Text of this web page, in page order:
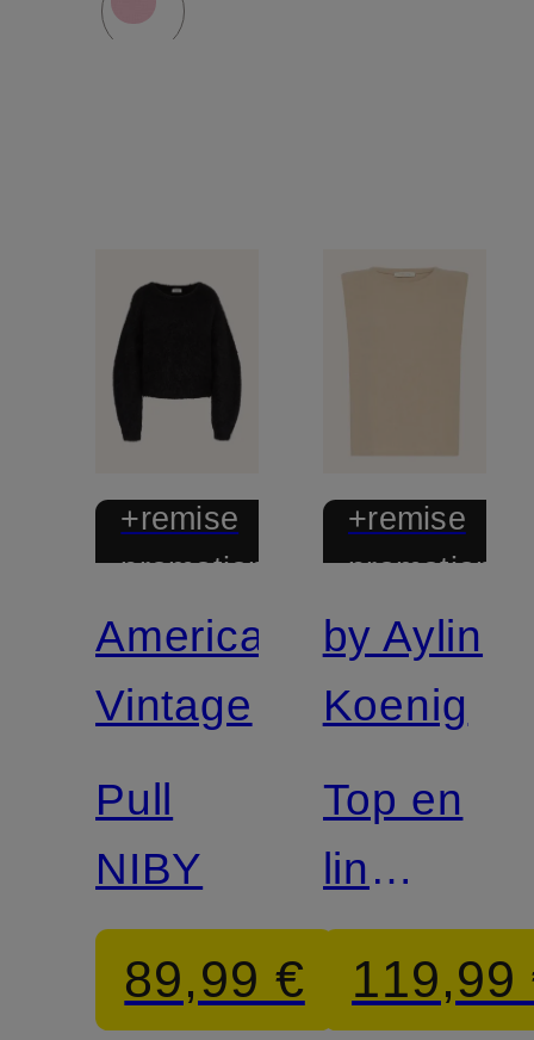
+remise
promotionnelle
American
Vintage
Pull
NIBY
89,99 €
+remise
by Aylin
Koenig
Top en
lin
DEBBIE
119,99